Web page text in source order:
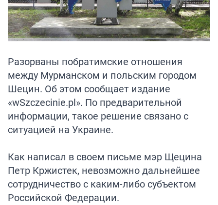
Разорваны побратимские отношения
между Мурманском и польским городом
Шецин. Об этом сообщает издание
«wSzczecinie.pl». По предварительной
информации, такое решение связано с
ситуацией на Украине.
Как написал в своем письме мэр Щецина
Петр Кржистек, невозможно дальнейшее
сотрудничество с каким-либо субъектом
Российской Федерации.